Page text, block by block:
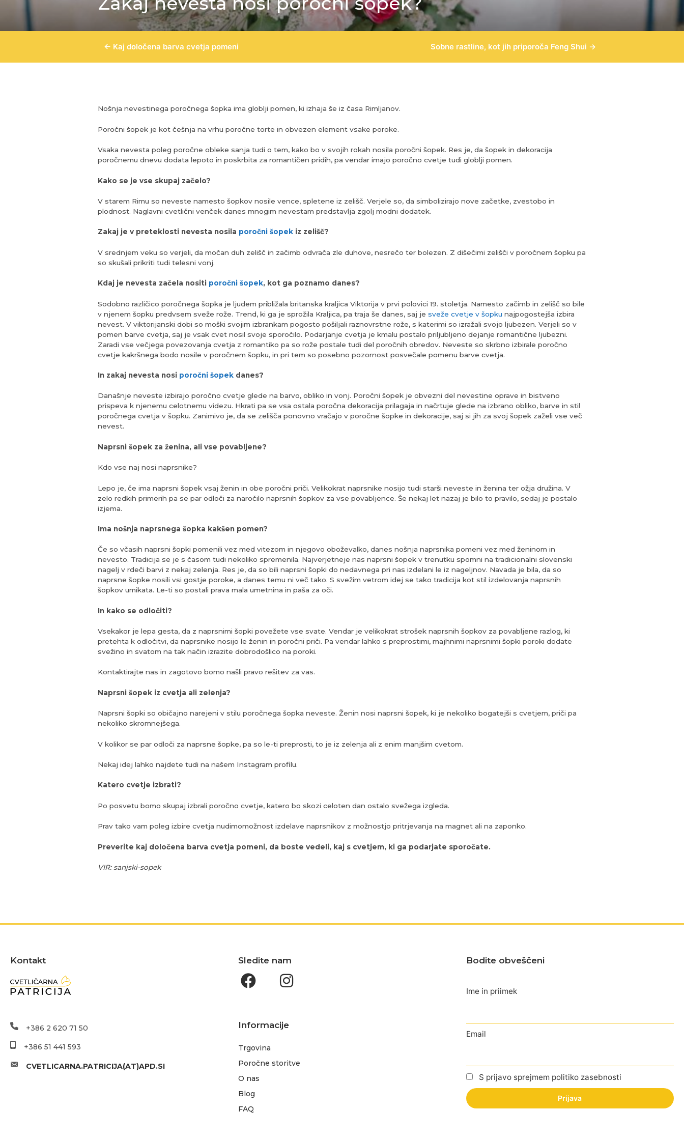
← Kaj določena barva cvetja pomeni Sobne rastline, kot jih priporoča Feng Shui →
Nošnja nevestinega poročnega šopka ima globlji pomen, ki izhaja še iz časa Rimljanov.
Poročni šopek je kot češnja na vrhu poročne torte in obvezen element vsake poroke.
Vsaka nevesta poleg poročne obleke sanja tudi o tem, kako bo v svojih rokah nosila poročni šopek. Res je, da šopek in dekoracija
poročnemu dnevu dodata lepoto in poskrbita za romantičen pridih, pa vendar imajo poročno cvetje tudi globlji pomen.
Kako se je vse skupaj začelo?
V starem Rimu so neveste namesto šopkov nosile vence, spletene iz zelišč. Verjele so, da simbolizirajo nove začetke, zvestobo in
plodnost. Naglavni cvetlični venček danes mnogim nevestam predstavlja zgolj modni dodatek.
Zakaj je v preteklosti nevesta nosila poročni šopek iz zelišč?
V srednjem veku so verjeli, da močan duh zelišč in začimb odvrača zle duhove, nesrečo ter bolezen. Z dišečimi zelišči v poročnem šopku pa
so skušali prikriti tudi telesni vonj.
Kdaj je nevesta začela nositi poročni šopek, kot ga poznamo danes?
Sodobno različico poročnega šopka je ljudem približala britanska kraljica Viktorija v prvi polovici 19. stoletja. Namesto začimb in zelišč so bile
v njenem šopku predvsem sveže rože. Trend, ki ga je sprožila Kraljica, pa traja še danes, saj je sveže cvetje v šopku najpogostejša izbira
nevest. V viktorijanski dobi so moški svojim izbrankam pogosto pošiljali raznovrstne rože, s katerimi so izražali svojo ljubezen. Verjeli so v
pomen barve cvetja, saj je vsak cvet nosil svoje sporočilo. Podarjanje cvetja je kmalu postalo priljubljeno dejanje romantične ljubezni.
Zaradi vse večjega povezovanja cvetja z romantiko pa so rože postale tudi del poročnih obredov. Neveste so skrbno izbirale poročno
cvetje kakršnega bodo nosile v poročnem šopku, in pri tem so posebno pozornost posvečale pomenu barve cvetja.
In zakaj nevesta nosi poročni šopek danes?
Današnje neveste izbirajo poročno cvetje glede na barvo, obliko in vonj. Poročni šopek je obvezni del nevestine oprave in bistveno
prispeva k njenemu celotnemu videzu. Hkrati pa se vsa ostala poročna dekoracija prilagaja in načrtuje glede na izbrano obliko, barve in stil
poročnega cvetja v šopku. Zanimivo je, da se zelišča ponovno vračajo v poročne šopke in dekoracije, saj si jih za svoj šopek zaželi vse več
nevest.
Naprsni šopek za ženina, ali vse povabljene?
Kdo vse naj nosi naprsnike?
Lepo je, če ima naprsni šopek vsaj ženin in obe poročni priči. Velikokrat naprsnike nosijo tudi starši neveste in ženina ter ožja družina. V
zelo redkih primerih pa se par odloči za naročilo naprsnih šopkov za vse povabljence. Še nekaj let nazaj je bilo to pravilo, sedaj je postalo
izjema.
Ima nošnja naprsnega šopka kakšen pomen?
Če so včasih naprsni šopki pomenili vez med vitezom in njegovo oboževalko, danes nošnja naprsnika pomeni vez med ženinom in
nevesto. Tradicija se je s časom tudi nekoliko spremenila. Najverjetneje nas naprsni šopek v trenutku spomni na tradicionalni slovenski
nagelj v rdeči barvi z nekaj zelenja. Res je, da so bili naprsni šopki do nedavnega pri nas izdelani le iz nageljnov. Navada je bila, da so
naprsne šopke nosili vsi gostje poroke, a danes temu ni več tako. S svežim vetrom idej se tako tradicija kot stil izdelovanja naprsnih
šopkov umikata. Le-ti so postali prava mala umetnina in paša za oči.
In kako se odločiti?
Vsekakor je lepa gesta, da z naprsnimi šopki povežete vse svate. Vendar je velikokrat strošek naprsnih šopkov za povabljene razlog, ki
pretehta k odločitvi, da naprsnike nosijo le ženin in poročni priči. Pa vendar lahko s preprostimi, majhnimi naprsnimi šopki poroki dodate
svežino in svatom na tak način izrazite dobrodošlico na poroki.
Kontaktirajte nas in zagotovo bomo našli pravo rešitev za vas.
Naprsni šopek iz cvetja ali zelenja?
Naprsni šopki so običajno narejeni v stilu poročnega šopka neveste. Ženin nosi naprsni šopek, ki je nekoliko bogatejši s cvetjem, priči pa
nekoliko skromnejšega.
V kolikor se par odloči za naprsne šopke, pa so le-ti preprosti, to je iz zelenja ali z enim manjšim cvetom.
Nekaj idej lahko najdete tudi na našem Instagram profilu.
Katero cvetje izbrati?
Po posvetu bomo skupaj izbrali poročno cvetje, katero bo skozi celoten dan ostalo svežega izgleda.
Prav tako vam poleg izbire cvetja nudimomožnost izdelave naprsnikov z možnostjo pritrjevanja na magnet ali na zaponko.
Preverite kaj določena barva cvetja pomeni, da boste vedeli, kaj s cvetjem, ki ga podarjate sporočate.
VIR: sanjski-sopek
Kontakt
+386 2 620 71 50
+386 51 441 593
CVETLICARNA.PATRICIJA(AT)APD.SI
Sledite nam
Informacije
Trgovina
Poročne storitve
O nas
Blog
FAQ
Bodite obveščeni
Ime in priimek
Email
S prijavo sprejmem politiko zasebnosti